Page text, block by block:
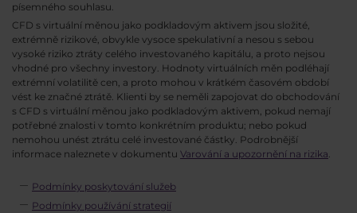
písemného souhlasu.
CFD s virtuální měnou jako podkladovým aktivem jsou složité,
extrémně rizikové, obvykle vysoce spekulativní a nesou s sebou
vysoké riziko ztráty celého investovaného kapitálu, a proto nejsou
vhodné pro všechny investory. Hodnoty virtuálních měn podléhají
extrémní volatilitě cen, a proto mohou v krátkém časovém období
vést ke značné ztrátě. Klienti by se neměli zapojovat do obchodování
s CFD s virtuální měnou jako podkladovým aktivem, pokud nemají
potřebné znalosti v tomto konkrétním produktu; nebo pokud
nemohou unést ztrátu celé investované částky. Podrobnější
informace naleznete v dokumentu Varování a upozornění na rizika.
Podmínky poskytování služeb
Podmínky používání strategií